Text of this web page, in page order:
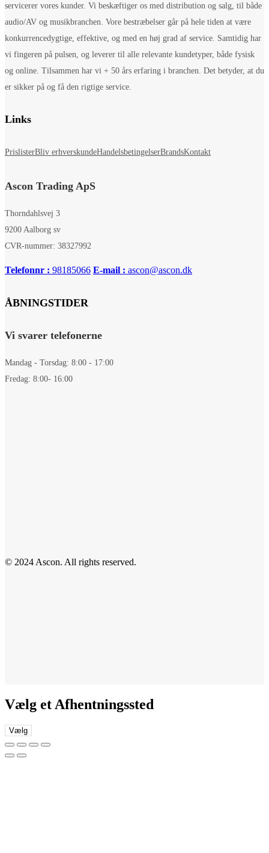
servicerer vores kunder. Vi beskæftiger os med distribution og salg, til både
audio/AV og musikbranchen. Vore bestræbelser går på hele tiden at være
konkurrencedygtige, effektive, og med en høj grad af service. Samtidig har
vi fingeren på pulsen, og leverer til alle relevante kundetyper, både fysisk
og online. Tilsammen har vi + 50 års erfaring i branchen. Det betyder, at du
er sikker på og få den rigtige service.
Links
PrislisterBliv erhverskundeHandelsbetingelserBrandsKontakt
Ascon Trading ApS
Thorndahlsvej 3
9200 Aalborg sv
CVR-nummer: 38327992
Telefonnr : 98185066 E-mail : ascon@ascon.dk
ÅBNINGSTIDER
Vi svarer telefonerne
Mandag - Torsdag: 8:00 - 17:00
Fredag: 8:00- 16:00
© 2024 Ascon. All rights reserved.
Vælg et Afhentningssted
Vælg